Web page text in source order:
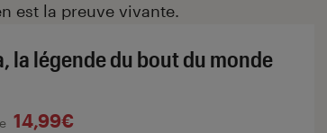
est la preuve vivante.
la légende du bout du monde
14,99€